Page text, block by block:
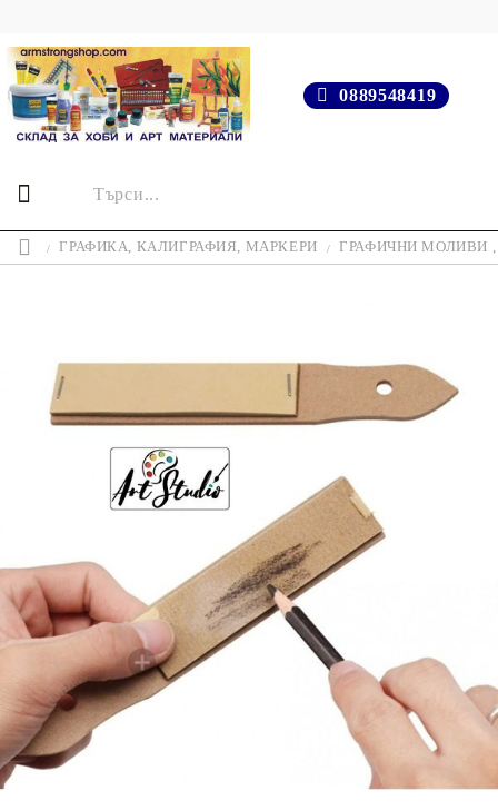
0889548419
ГРАФИКА, КАЛИГРАФИЯ, МАРКЕРИ ГРАФИЧНИ МОЛИВИ